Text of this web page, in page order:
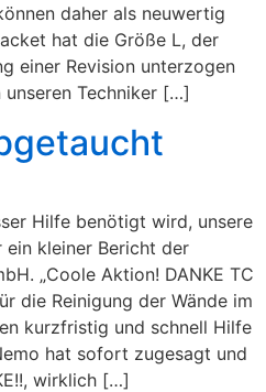
daher als neuwertig
hat die Größe L, der
einer Revision unterzogen
Techniker […]
Hilfe benötigt wird, unsere
ein kleiner Bericht der
„Coole Aktion! DANKE TC
die Reinigung der Wände im
kurzfristig und schnell Hilfe
hat sofort zugesagt und
wirklich […]